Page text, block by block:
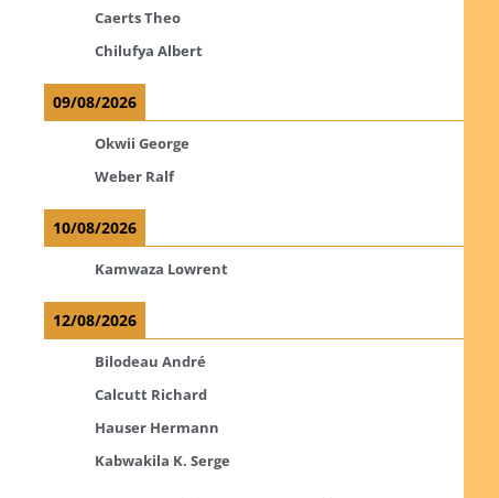
Caerts Theo
Chilufya Albert
09/08/2026
Okwii George
Weber Ralf
10/08/2026
Kamwaza Lowrent
12/08/2026
Bilodeau André
Calcutt Richard
Hauser Hermann
Kabwakila K. Serge